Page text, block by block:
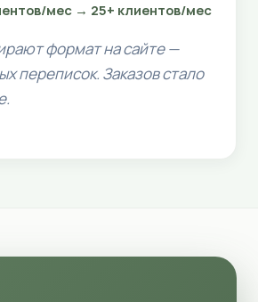
мес → 25+ клиентов/мес
формат на сайте —
переписок. Заказов стало